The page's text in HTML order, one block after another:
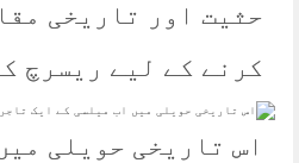
حثیت اور تاریخی
کرنے کے لیے ریسرچ
اس تاریخی حویلی